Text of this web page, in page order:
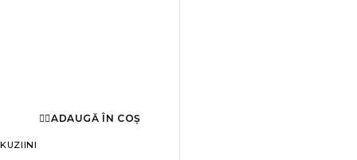
ADAUGĂ ÎN COȘ
KUZIINI